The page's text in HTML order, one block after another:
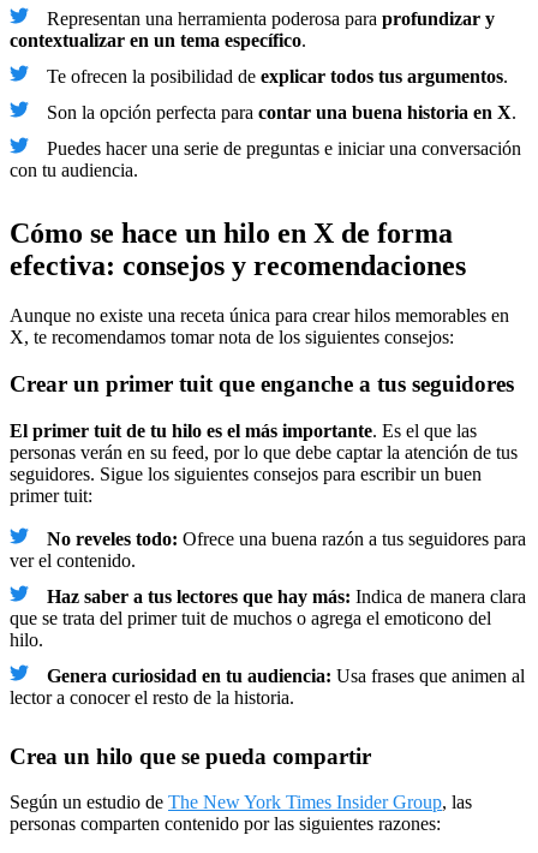
Representan una herramienta poderosa para profundizar y
contextualizar en un tema específico.
Te ofrecen la posibilidad de explicar todos tus argumentos.
Son la opción perfecta para contar una buena historia en X.
Puedes hacer una serie de preguntas e iniciar una conversación
con tu audiencia.
Cómo se hace un hilo en X de forma
efectiva: consejos y recomendaciones
Aunque no existe una receta única para crear hilos memorables en
X, te recomendamos tomar nota de los siguientes consejos:
Crear un primer tuit que enganche a tus seguidores
El primer tuit de tu hilo es el más importante. Es el que las
personas verán en su feed, por lo que debe captar la atención de tus
seguidores. Sigue los siguientes consejos para escribir un buen
primer tuit:
No reveles todo: Ofrece una buena razón a tus seguidores para
ver el contenido.
Haz saber a tus lectores que hay más: Indica de manera clara
que se trata del primer tuit de muchos o agrega el emoticono del
hilo.
Genera curiosidad en tu audiencia: Usa frases que animen al
lector a conocer el resto de la historia.
Crea un hilo que se pueda compartir
Según un estudio de The New York Times Insider Group, las
personas comparten contenido por las siguientes razones: